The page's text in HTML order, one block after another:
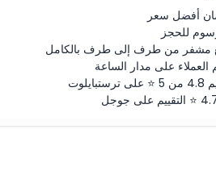
أفضل سعر
للحجز
مشفر من طرف إلى طرف بالكامل
العملاء على مدار الساعة
على جوجل